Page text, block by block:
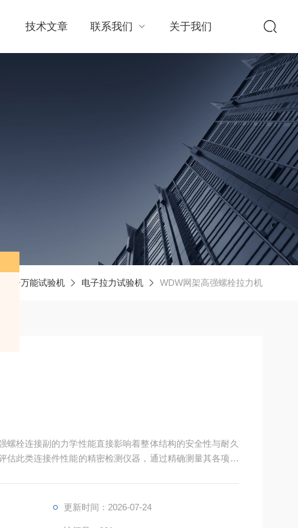
技术文章 联系我们 关于我们
电子万能试验机 电子拉力试验机 WDW网架高强螺栓拉力机
螺栓连接副的力学性能直接影响着整体结构的安全性与耐久
估此类连接件性能的精密检测仪器，通过精确测量其各项力
更新时间：2026-07-24